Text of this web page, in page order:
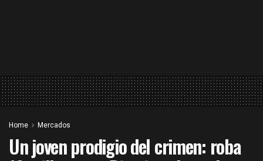
Home Mercados
Un joven prodigio del crimen: roba